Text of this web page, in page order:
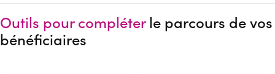
Outils pour compléterle parcours de vos
bénéficiaires